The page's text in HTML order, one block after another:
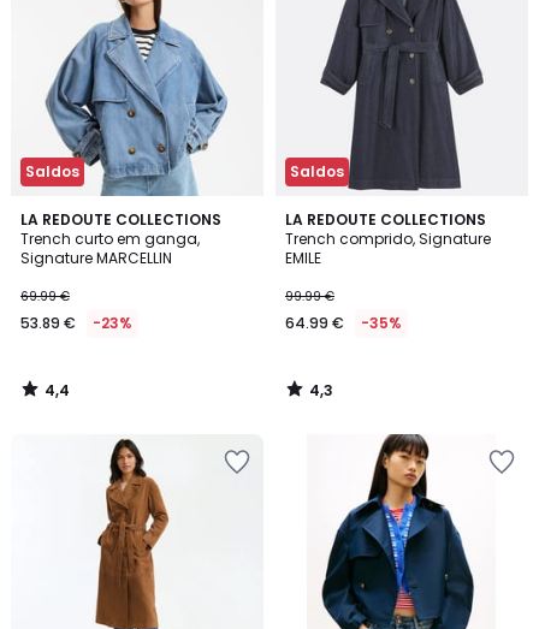
Saldos
LA REDOUTE COLLECTIONS
Trench curto em ganga,
Signature MARCELLIN
69.99 €
53.89 € -23%
4,4
/ 5
4,4
/
Saldos
LA REDOUTE COLLECTIONS
Trench comprido, Signature
EMILE
99.99 €
64.99 € -35%
4,3
/ 5
4,3
/